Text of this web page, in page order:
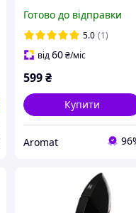
вода
Готово до відправки
5.0 (1)
від60₴/міс
599₴
Купити
Aromat